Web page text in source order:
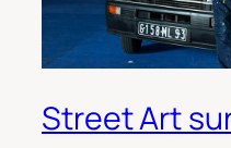
Street Art